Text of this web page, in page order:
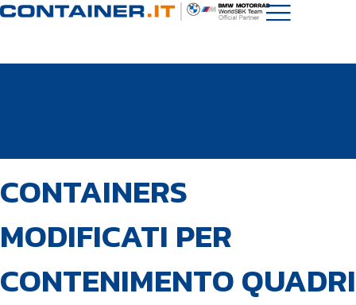
IN:
CONTAINERS
MODIFICATI PER
CONTENIMENTO QUADRI
il: